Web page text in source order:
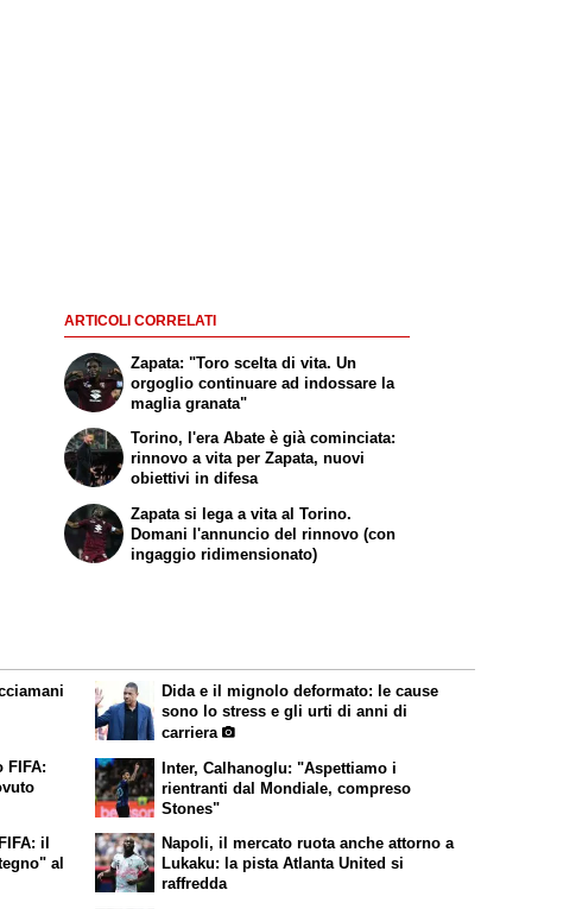
ARTICOLI CORRELATI
Zapata: "Toro scelta di vita. Un
orgoglio continuare ad indossare la
maglia granata"
Torino, l'era Abate è già cominciata:
rinnovo a vita per Zapata, nuovi
obiettivi in difesa
Zapata si lega a vita al Torino.
Domani l'annuncio del rinnovo (con
ingaggio ridimensionato)
FIFA:
Dida e il mignolo deformato: le cause
sono lo stress e gli urti di anni di
carriera
Inter, Calhanoglu: "Aspettiamo i
rientranti dal Mondiale, compreso
Stones"
il
al
Napoli, il mercato ruota anche attorno a
Lukaku: la pista Atlanta United si
raffredda